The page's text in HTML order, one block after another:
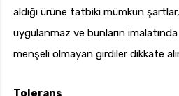
aldığı ürüne tatbiki mümkün
uygulanmaz ve bunların imalatında
menşeli olmayan girdiler dikkate
Tolerans